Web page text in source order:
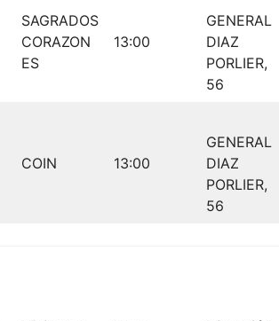
SAGRADOS
CORAZON
ES
13:00
GENERAL
DIAZ
PORLIER,
56
COIN 13:00
GENERAL
DIAZ
PORLIER,
56